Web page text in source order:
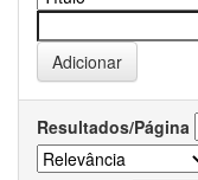
Resultados/Página